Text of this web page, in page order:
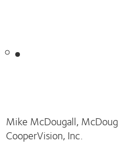
Mike McDougall,
CooperVision, Inc.